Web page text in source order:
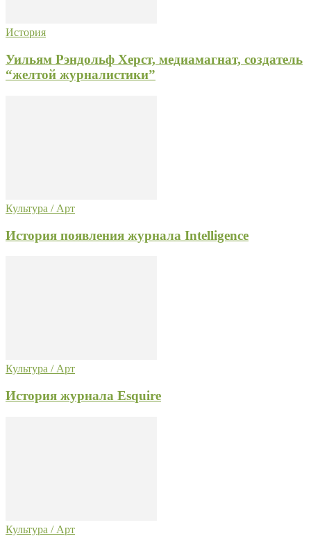
История
Уильям Рэндольф Херст, медиамагнат, создатель
“желтой журналистики”
Культура / Арт
История появления журнала Intelligence
Культура / Арт
История журнала Esquire
Культура / Арт